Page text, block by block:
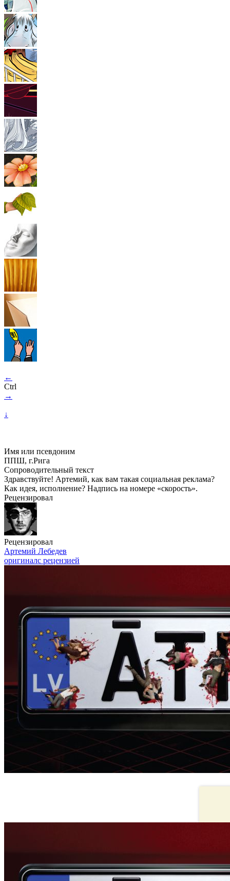
←
Ctrl
→
↓
Имя или псевдоним
ППШ, г.Рига
Сопроводительный текст
Здравствуйте! Артемий, как вам такая социальная реклама?
Как идея, исполнение? Надпись на номере «скорость».
Рецензировал
Рецензировал
Артемий Лебедев
оригиналс рецензией